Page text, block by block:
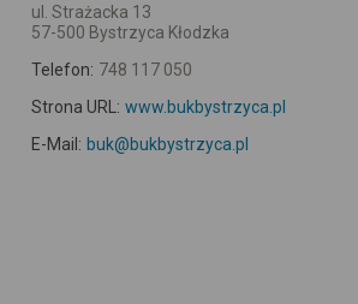
ul. Strażacka 13
57-500 Bystrzyca Kłodzka
Telefon: 748 117 050
Strona URL: www.bukbystrzyca.pl
E-Mail: buk@bukbystrzyca.pl